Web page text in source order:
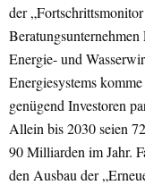
der
Energie- und
Energiesystems
genügend Investoren
Allein bis 2030 seien
90 Milliarden im Jahr.
den Ausbau der